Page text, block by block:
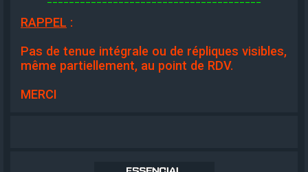
RAPPEL :
Pas de tenue intégrale ou de répliques visibles,
même partiellement, au point de RDV.
MERCI